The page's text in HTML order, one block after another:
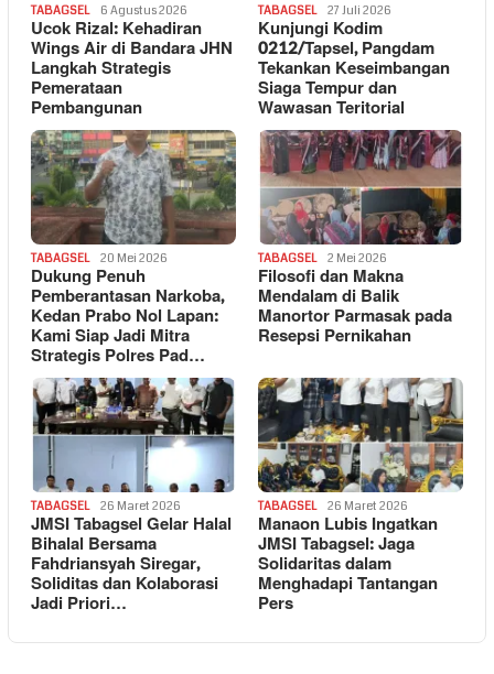
TABAGSEL 6 Agustus 2026
Ucok Rizal: Kehadiran
Wings Air di Bandara JHN
Langkah Strategis
Pemerataan
Pembangunan
TABAGSEL 27 Juli 2026
Kunjungi Kodim
0212/Tapsel, Pangdam
Tekankan Keseimbangan
Siaga Tempur dan
Wawasan Teritorial
TABAGSEL 20 Mei 2026
Dukung Penuh
Pemberantasan Narkoba,
Kedan Prabo Nol Lapan:
Kami Siap Jadi Mitra
Strategis Polres Pad…
TABAGSEL 2 Mei 2026
Filosofi dan Makna
Mendalam di Balik
Manortor Parmasak pada
Resepsi Pernikahan
TABAGSEL 26 Maret 2026
JMSI Tabagsel Gelar Halal
Bihalal Bersama
Fahdriansyah Siregar,
Soliditas dan Kolaborasi
Jadi Priori…
TABAGSEL 26 Maret 2026
Manaon Lubis Ingatkan
JMSI Tabagsel: Jaga
Solidaritas dalam
Menghadapi Tantangan
Pers